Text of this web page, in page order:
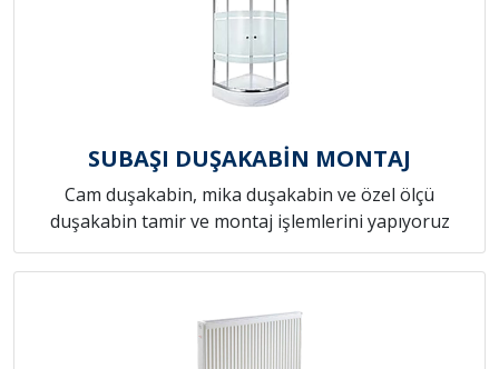
SUBAŞI DUŞAKABİN MONTAJ
Cam duşakabin, mika duşakabin ve özel ölçü
duşakabin tamir ve montaj işlemlerini yapıyoruz